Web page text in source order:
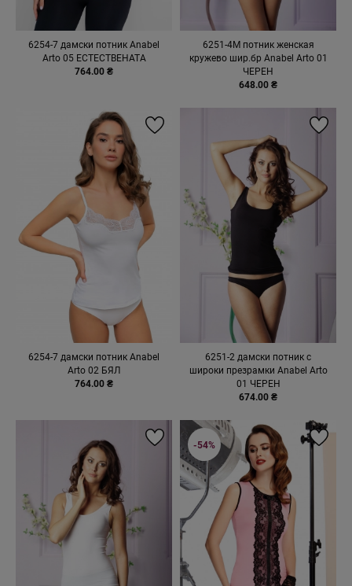
6254-7 дамски потник Anabel
Arto 05 ЕСТЕСТВЕНАТА
764.00 ₴
6251-4M потник женская
кружево шир.бр Anabel Arto 01
ЧЕРЕН
648.00 ₴
6254-7 дамски потник Anabel
Arto 02 БЯЛ
764.00 ₴
6251-2 дамски потник с
широки презрамки Anabel Arto
01 ЧЕРЕН
674.00 ₴
-54%